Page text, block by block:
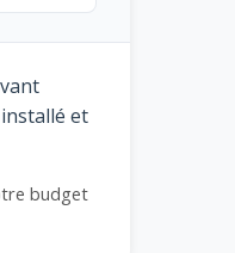
et
budget